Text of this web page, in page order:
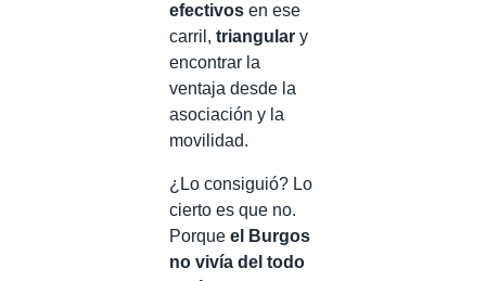
efectivos en ese
carril, triangular y
encontrar la
ventaja desde la
asociación y la
movilidad.
¿Lo consiguió? Lo
cierto es que no.
Porque el Burgos
no vivía del todo